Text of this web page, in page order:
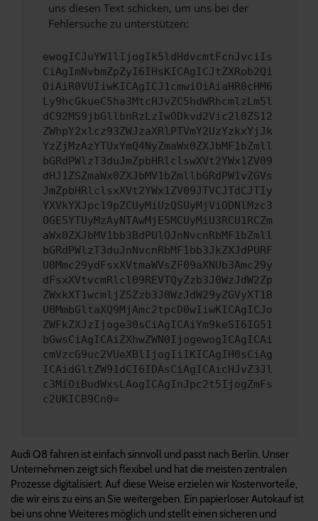
uns diesen Text schicken, um uns bei der
Fehlersuche zu unterstützen:
ewogICJuYW1lIjogIk5ldHdvcmtFcnJvciIs
CiAgImNvbmZpZyI6IHsKICAgICJtZXRob2Qi
OiAiR0VUIiwKICAgICJ1cmwiOiAiaHR0cHM6
Ly9hcGkueC5ha3MtcHJvZC5hdWRhcmlzLm5l
dC92MS9jbGllbnRzLzIwODkvd2Vic2l0ZS12
ZWhpY2xlcz93ZWJzaXRlPTVmY2UzYzkxYjJk
YzZjMzAzYTUxYmQ4NyZmaWx0ZXJbMF1bZmll
bGRdPWlzT3duJmZpbHRlclswXVt2YWx1ZV09
dHJ1ZSZmaWx0ZXJbMV1bZmllbGRdPW1vZGVs
JmZpbHRlclsxXVt2YWx1ZV09JTVCJTdCJTIy
YXVkYXJpc19pZCUyMiUzQSUyMjViODNlMzc3
OGE5YTUyMzAyNTAwMjE5MCUyMiU3RCU1RCZm
aWx0ZXJbMV1bb3BdPUlOJnNvcnRbMF1bZmll
bGRdPWlzT3duJnNvcnRbMF1bb3JkZXJdPURF
U0Mmc29ydFsxXVtmaWVsZF09aXNUb3Amc29y
dFsxXVtvcmRlcl09REVTQyZzb3J0WzJdW2Zp
ZWxkXT1wcmljZSZzb3J0WzJdW29yZGVyXT1B
U0MmbGltaXQ9MjAmc2tpcD0wIiwKICAgICJo
ZWFkZXJzIjoge30sCiAgICAiYm9keSI6IG51
bGwsCiAgICAiZXhwZWN0IjogewogICAgICAi
cmVzcG9uc2VUeXBlIjogIiIKICAgIH0sCiAg
ICAidGltZW91dCI6IDAsCiAgICAicHJvZ3Jl
c3MiOiBudWxsLAogICAgInJpc2t5IjogZmFs
c2UKICB9Cn0=
Audi Q8 fahren ist einfach sinnvoll und passt nach Berlin. Unser
Unternehmen zeigt sich flexibel und hat die meisten zentralen
Prozesse digitalisiert. Auf diese Weise erzielen wir Kostenvorteile,
die wir eins zu eins an Sie weitergeben. Ein papierloser Autokauf ist
bei uns ohne Weiteres möglich und stellt einen sicheren und